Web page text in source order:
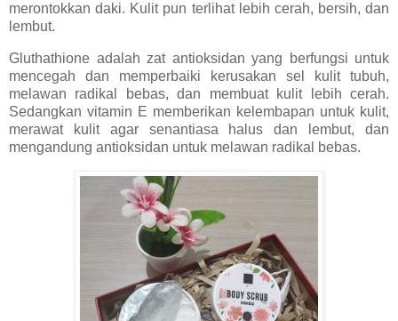
merontokkan daki. Kulit pun terlihat lebih cerah, bersih, dan
lembut.
Gluthathione adalah zat antioksidan yang berfungsi untuk
mencegah dan memperbaiki kerusakan sel kulit tubuh,
melawan radikal bebas, dan membuat kulit lebih cerah.
Sedangkan vitamin E memberikan kelembapan untuk kulit,
merawat kulit agar senantiasa halus dan lembut, dan
mengandung antioksidan untuk melawan radikal bebas.